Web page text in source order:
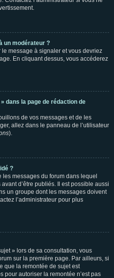
un modérateur ?
le message à signaler et vous devriez
En cliquant dessus, vous accéderez
dans la page de rédaction de
de vos messages et de les
allez dans le panneau de l’utilisateur
).
?
les messages du forum dans lequel
d’être publiés. Il est possible aussi
un groupe dont les messages doivent
l’administrateur pour plus
» lors de sa consultation, vous
sur la première page. Par ailleurs, si
que la remontée de sujet est
pour autoriser la remontée n’est pas